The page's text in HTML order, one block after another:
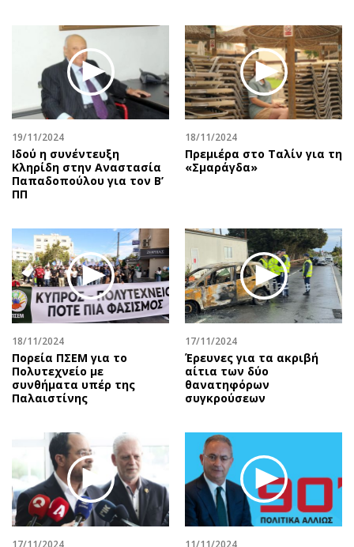
19/11/2024
Ιδού η συνέντευξη
Κληρίδη στην Αναστασία
Παπαδοπούλου για τον Β’
ΠΠ
18/11/2024
Πρεμιέρα στο Ταλίν για τη
«Σμαράγδα»
18/11/2024
Πορεία ΠΣΕΜ για το
Πολυτεχνείο με
συνθήματα υπέρ της
Παλαιστίνης
17/11/2024
Έρευνες για τα ακριβή
αίτια των δύο
θανατηφόρων
συγκρούσεων
17/11/2024 11/11/2024